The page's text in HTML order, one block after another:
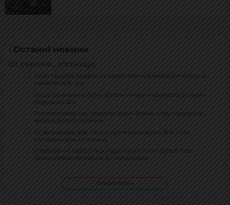
Останні новини
07 серпня , п'ятниця
Uklon придбав львівський сервіс електросамокатів e-Wings за
майже 98 млн грн
Бійців штурмового полку «Скеля» почали переводити до інших
підрозділів ЗСУ
Розгляд справи про вбивство Ірини Фаріон знову перенесли
через адвокатів Зінченка
ЄС запровадив нові санкції проти російського ВПК після
масованих атак на Україну
У Варшаві не відбудеться український Gremi Borsch Fest:
організаторам відмовили всі майданчики
Більше новин